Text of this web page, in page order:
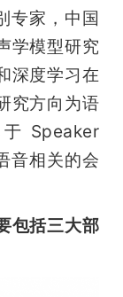
专家，中国
学模型研究
深度学习在
究方向为语
Speaker
音相关的会
包括三大部